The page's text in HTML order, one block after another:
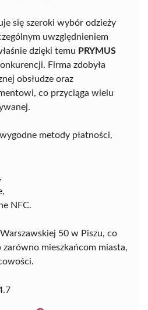
się szeroki wybór odzieży
uwzględnieniem
dzięki temu PRYMUS
Firma zdobyła
obsłudze oraz
co przyciąga wielu
metody płatności,
NFC.
50 w Piszu, co
mieszkańcom miasta,